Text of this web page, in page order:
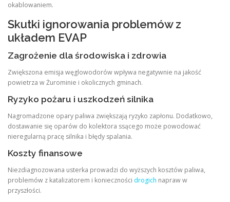
okablowaniem.
Skutki ignorowania problemów z
układem EVAP
Zagrożenie dla środowiska i zdrowia
Zwiększona emisja węglowodorów wpływa negatywnie na jakość
powietrza w Żurominie i okolicznych gminach.
Ryzyko pożaru i uszkodzeń silnika
Nagromadzone opary paliwa zwiększają ryzyko zapłonu. Dodatkowo,
dostawanie się oparów do kolektora ssącego może powodować
nieregularną pracę silnika i błędy spalania.
Koszty finansowe
Niezdiagnozowana usterka prowadzi do wyższych kosztów paliwa,
problemów z katalizatorem i konieczności drogich napraw w
przyszłości.